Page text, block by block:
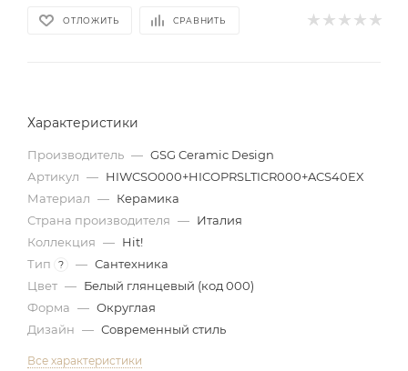
ОТЛОЖИТЬ СРАВНИТЬ
Характеристики
Производитель — GSG Ceramic Design
Артикул — HIWCSO000+HICOPRSLTICR000+ACS40EX
Материал — Керамика
Страна производителя — Италия
Коллекция — Hit!
Тип
? — Сантехника
Цвет — Белый глянцевый (код 000)
Форма — Округлая
Дизайн — Современный стиль
Все характеристики